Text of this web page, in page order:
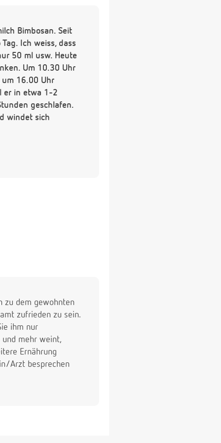
Bimbosan. Seit
Ich weiss, dass
50 ml usw. Heute
Um 10.30 Uhr
um 16.00 Uhr
er in etwa 1-2
geschlafen.
windet sich
helfen? Liebe Grüsse
zu dem gewohnten
zufrieden zu sein.
ihm nur
und mehr weint,
Ernährung
Arzt besprechen